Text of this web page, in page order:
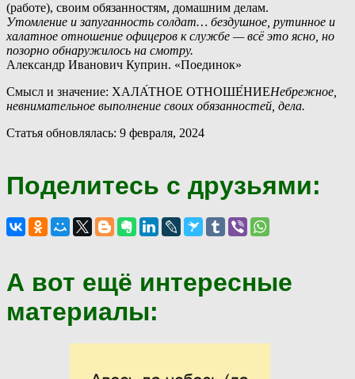
(работе), своим обязанностям, домашним делам.
Утомление и запуганность солдат… бездушное, рутинное и
халатное отношение офицеров к службе — всё это ясно, но
позорно обнаружилось на смотру.
Александр Иванович Куприн. «Поединок»
Смысл и значение: ХАЛА́ТНОЕ ОТНОШЕ́НИЕНебрежное,
невнимательное выполнение своих обязанностей, дела.
Статья обновлялась: 9 февраля, 2024
Поделитесь с друзьями:
А вот ещё интересные
материалы: